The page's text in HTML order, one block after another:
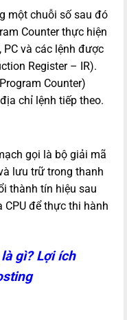
một chuỗi số sau đó
Counter thực hiện
và các lệnh được
Register – IR).
Counter)
chỉ lệnh tiếp theo.
gọi là bộ giải mã
lưu trữ trong thanh
thành tín hiệu sau
CPU để thực thi hành
gì? Lợi ích